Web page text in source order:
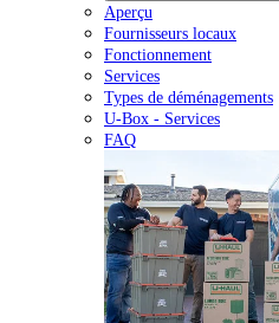
Aperçu
Fournisseurs locaux
Fonctionnement
Services
Types de déménagements
U-Box - Services
FAQ